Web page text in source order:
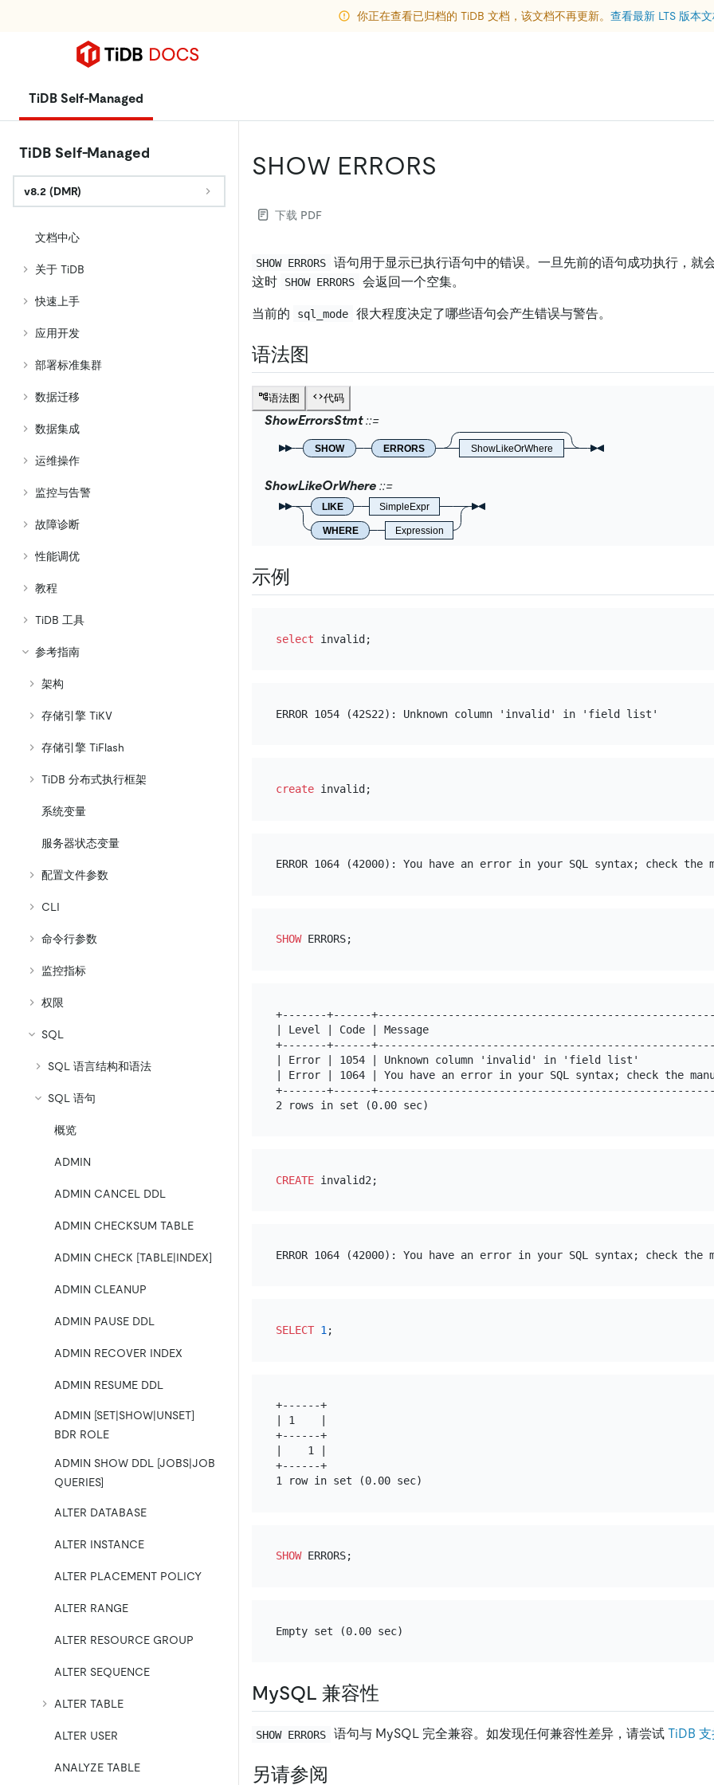
你正在查看已归档的 TiDB 文档，该文档不再更新。 查看最新 LTS 版本文
TiDB Self-Managed
TiDB Self-Managed
v8.2 (DMR)
文档中心
关于 TiDB
快速上手
应用开发
部署标准集群
数据迁移
数据集成
运维操作
监控与告警
故障诊断
性能调优
教程
TiDB 工具
参考指南
架构
存储引擎 TiKV
存储引擎 TiFlash
TiDB 分布式执行框架
系统变量
服务器状态变量
配置文件参数
CLI
命令行参数
监控指标
权限
SQL
SQL 语言结构和语法
SQL 语句
概览
ADMIN
ADMIN CANCEL DDL
ADMIN CHECKSUM TABLE
ADMIN CHECK [TABLE|INDEX]
ADMIN CLEANUP
ADMIN PAUSE DDL
ADMIN RECOVER INDEX
ADMIN RESUME DDL
ADMIN [SET|SHOW|UNSET]
BDR ROLE
ADMIN SHOW DDL [JOBS|JOB
QUERIES]
ALTER DATABASE
ALTER INSTANCE
ALTER PLACEMENT POLICY
ALTER RANGE
ALTER RESOURCE GROUP
ALTER SEQUENCE
ALTER TABLE
ALTER USER
ANALYZE TABLE
SHOW ERRORS
下载 PDF
SHOW ERRORS
语句用于显示已执行语句中的错误。一旦先前的语句成功执行，就
这时
SHOW ERRORS 会返回一个空集。
当前的 sql_mode 很大程度决定了哪些语句会产生错误与警告。
语法图
语法图 代码
ShowErrorsStmt
SHOW ERRORS ShowLikeOrWhere
ShowLikeOrWhere
LIKE SimpleExpr
WHERE Expression
示例
select
create
SHOW
+-------+------
| Level | Code | Message
+-------+------
| Error | 1054 | Unknown column 'invalid' in 'field
| Error | 1064 | You have an error in your SQL syntax; check the
+-------+------
CREATE
SELECT 1
+------+
| 1    |
+------+
|    1 |
+------+
SHOW
MySQL 兼容性
SHOW ERRORS 语句与 MySQL 完全兼容。如发现任何兼容性差异，请尝试 TiDB
另请参阅